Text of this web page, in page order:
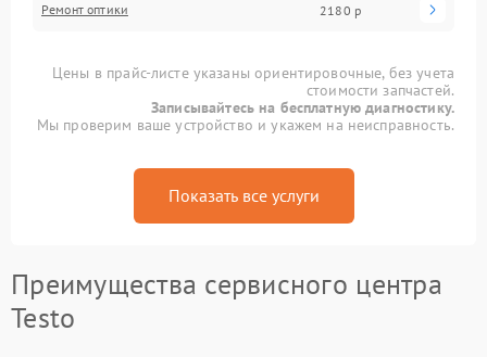
Ремонт оптики 2180 р
Цены в прайс-листе указаны ориентировочные, без учета
стоимости запчастей.
Записывайтесь на бесплатную диагностику.
Мы проверим ваше устройство и укажем на неисправность.
Показать все услуги
Преимущества сервисного центра
Testo